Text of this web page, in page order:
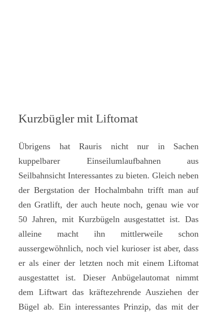
Kurzbügler mit Liftomat
Übrigens hat Rauris nicht nur in Sachen
kuppelbarer Einseilumlaufbahnen aus
Seilbahnsicht Interessantes zu bieten. Gleich neben
der Bergstation der Hochalmbahn trifft man auf
den Gratlift, der auch heute noch, genau wie vor
50 Jahren, mit Kurzbügeln ausgestattet ist. Das
alleine macht ihn mittlerweile schon
aussergewöhnlich, noch viel kurioser ist aber, dass
er als einer der letzten noch mit einem Liftomat
ausgestattet ist. Dieser Anbügelautomat nimmt
dem Liftwart das kräftezehrende Ausziehen der
Bügel ab. Ein interessantes Prinzip, das mit der